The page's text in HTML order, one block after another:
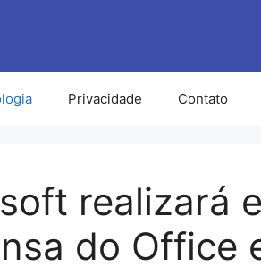
Privacidade Contato
realizará
do Office